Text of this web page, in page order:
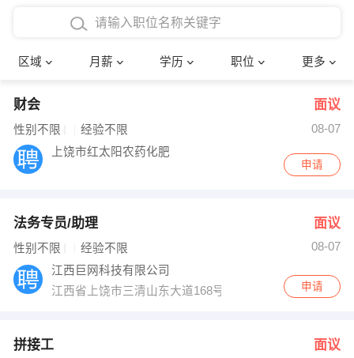
区域 月薪 学历 职位 更多
4000-5000元
8000-12000元
12000-20000元
博士
文员
财务会计
网络IT
快递员
收银员 技术员/工程师
水电/机修
确定
财会 面议
性别不限 经验不限
08-07
上饶市红太阳农药化肥
申请
法务专员/助理 面议
性别不限 经验不限
08-07
江西巨网科技有限公司
江西省上饶市三清山东大道168号上饶经数字经济产业园
申请
拼接工 面议